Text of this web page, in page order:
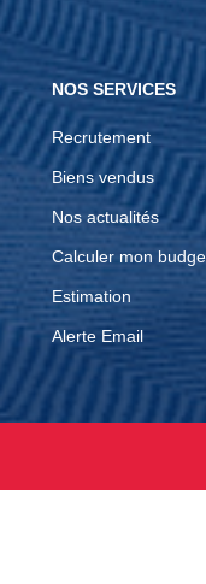
NOS SERVICES
Recrutement
Biens vendus
Nos actualités
Calculer mon
Estimation
Alerte Email